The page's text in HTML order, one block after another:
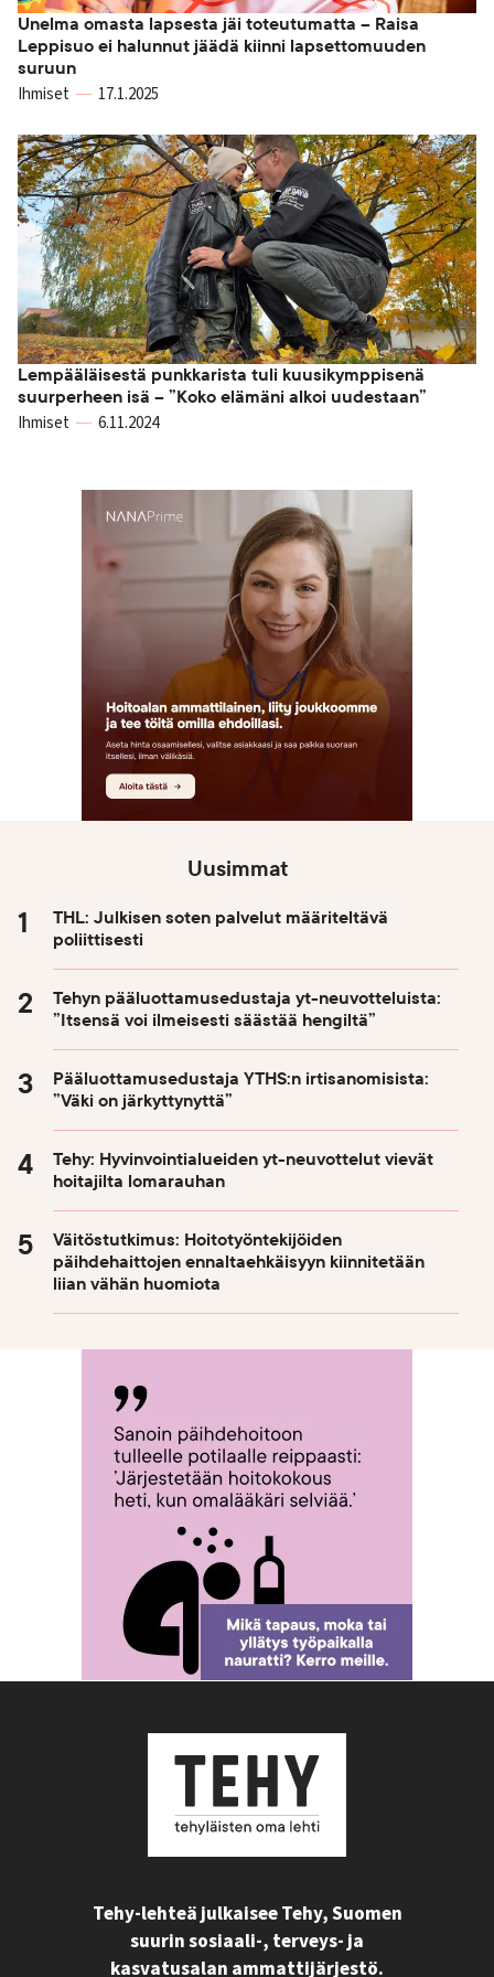
Unelma omasta lapsesta jäi toteutumatta – Raisa
Leppisuo ei halunnut jäädä kiinni lapsettomuuden
suruun
Ihmiset 17.1.2025
Lempääläisestä punkkarista tuli kuusikymppisenä
suurperheen isä – ”Koko elämäni alkoi uudestaan”
Ihmiset 6.11.2024
Uusimmat
THL: Julkisen soten palvelut määriteltävä
poliittisesti
Tehyn pääluottamusedustaja yt-neuvotteluista:
”Itsensä voi ilmeisesti säästää hengiltä”
Pääluottamusedustaja YTHS:n irtisanomisista:
”Väki on järkyttynyttä”
Tehy: Hyvinvointialueiden yt-neuvottelut vievät
hoitajilta lomarauhan
Väitöstutkimus: Hoitotyöntekijöiden
päihdehaittojen ennaltaehkäisyyn kiinnitetään
liian vähän huomiota
Tehy-lehteä julkaisee Tehy, Suomen
suurin sosiaali-, terveys- ja
kasvatusalan ammattijärjestö.